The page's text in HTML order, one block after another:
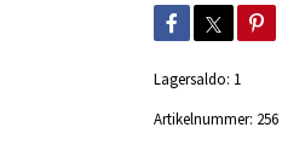
Lagersaldo: 1
Artikelnummer: 256